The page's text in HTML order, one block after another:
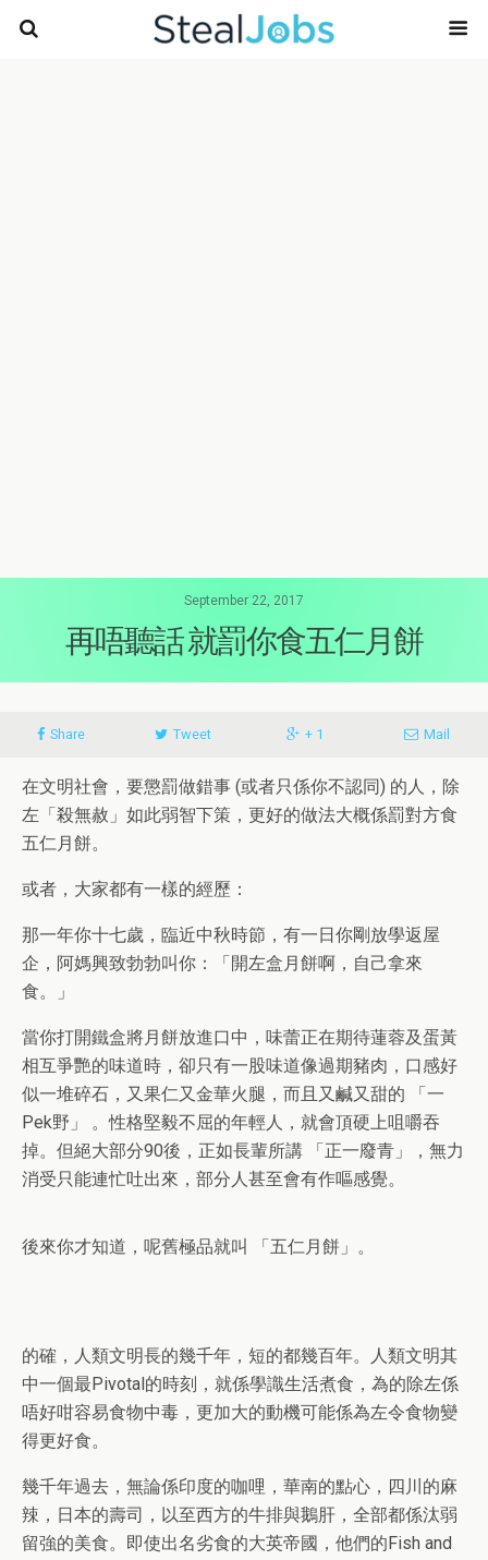
September 22, 2017
再唔聽話 就罰你食五仁月餅
Share Tweet + 1 Mail
在文明社會，要懲罰做錯事 (或者只係你不認同) 的人，除
左「殺無赦」如此弱智下策，更好的做法大概係罰對方食
五仁月餅。
或者，大家都有一樣的經歷：
那一年你十七歲，臨近中秋時節，有一日你剛放學返屋
企，阿媽興致勃勃叫你：「開左盒月餅啊，自己拿來
食。」
當你打開鐵盒將月餅放進口中，味蕾正在期待蓮蓉及蛋黃
相互爭艷的味道時，卻只有一股味道像過期豬肉，口感好
似一堆碎石，又果仁又金華火腿，而且又鹹又甜的 「一
Pek野」 。性格堅毅不屈的年輕人，就會頂硬上咀嚼吞
掉。但絕大部分90後，正如長輩所講 「正一廢青」，無力
消受只能連忙吐出來，部分人甚至會有作嘔感覺。
後來你才知道，呢舊極品就叫 「五仁月餅」。
的確，人類文明長的幾千年，短的都幾百年。人類文明其
中一個最Pivotal的時刻，就係學識生活煮食，為的除左係
唔好咁容易食物中毒，更加大的動機可能係為左令食物變
得更好食。
幾千年過去，無論係印度的咖哩，華南的點心，四川的麻
辣，日本的壽司，以至西方的牛排與鵝肝，全部都係汰弱
留強的美食。即使出名劣食的大英帝國，他們的Fish and